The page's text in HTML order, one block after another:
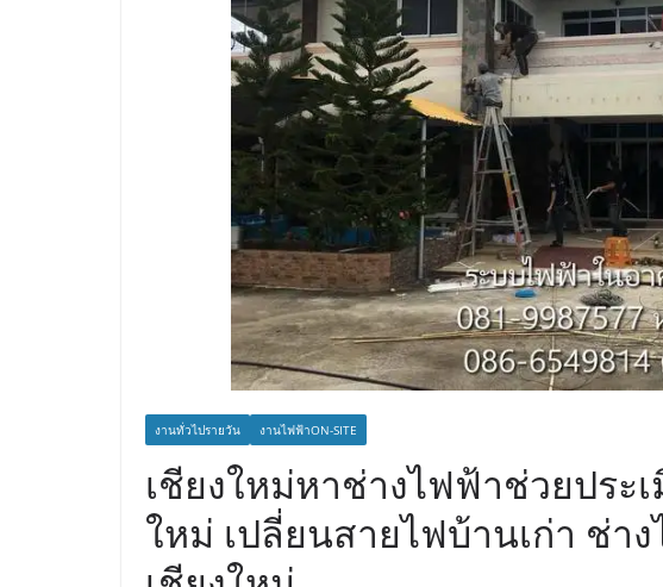
งานทั่วไปรายวัน งานไฟฟ้าON-SITE
เชียงใหม่หาช่างไฟฟ้าช่วยประ
ใหม่ เปลี่ยนสายไฟบ้านเก่า ช่า